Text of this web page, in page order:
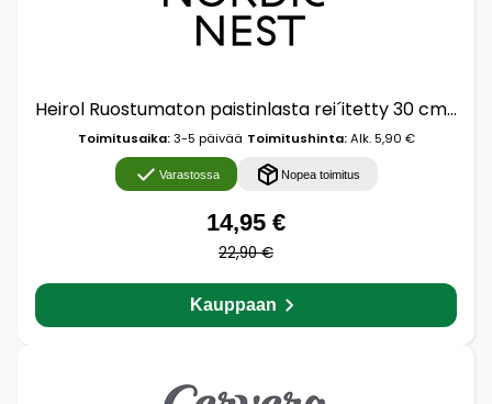
Heirol Ruostumaton paistinlasta rei´itetty 30 cm Pyökki
Toimitusaika:3-5 päivää Toimitushinta:Alk. 5,90 €
Varastossa Nopea toimitus
14,95 €
22,90 €
Kauppaan